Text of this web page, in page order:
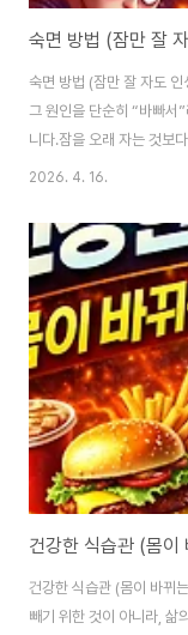
숙면 방법 (잠만 잘
숙면 방법 (잠만 잘 자도
그 원인을 단순히 “바빠서
니다.잠을 오래 자는 것보
이 떨어지면 피로는 물론
에서는 누구나 바로 실천
을 구체적으로 알려드립니
몸을 회복시키는 핵심 과정
손상된 조직을 회복합니다
합니다.수면이 부족하면 아
2026. 4. 16.
건강한 식습관 (몸이
건강한 식습관 (몸이 바뀌
빼기 위한 것이 아니라, 삶